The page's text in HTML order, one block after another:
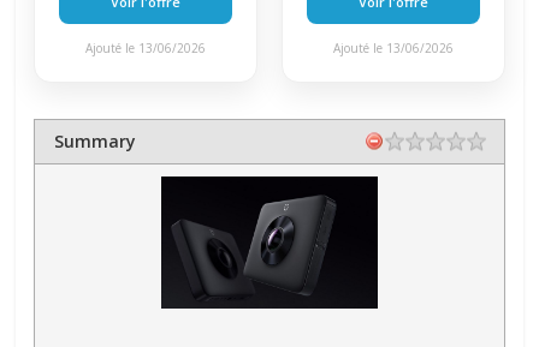
Ajouté le 13/06/2026 Ajouté le 13/06/2026
Summary